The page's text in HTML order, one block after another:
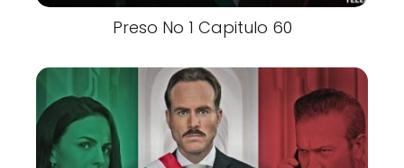
Preso No 1 Capitulo 60